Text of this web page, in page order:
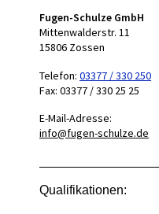
Fugen-Schulze GmbH
Mittenwalderstr. 11
15806 Zossen
Telefon: 03377 / 330 250
Fax: 03377 / 330 25 25
E-Mail-Adresse:
info@fugen-schulze.de
Qualifikationen: